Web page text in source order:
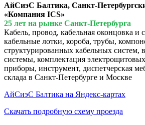
АйСиэС Балтика, Санкт-
«Компания ICS»
25 лет на рынке Санкт-Петербурга
Кабель, провод, кабельная оконцовка и
кабельные лотки, короба, трубы,
структурированных кабельных систем,
системы, комплектация
приборы, инструмент, диспетчерская
склада в Санкт-Петербурге и Москве
АйСиэС Балтика на Яндекс-картах
Скачать подробную схему проезда